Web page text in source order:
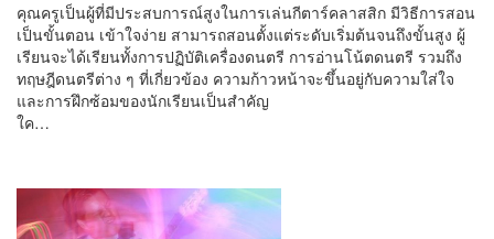
คุณครูเป็นผู้ที่มีประสบการณ์สูงในการเล่นกีตาร์คลาสสิก มีวิธีการสอน
เป็นขั้นตอน เข้าใจง่าย สามารถสอนตั้งแต่ระดับเริ่มต้นจนถึงขั้นสูง ผู้
เรียนจะได้เรียนทั้งการปฏิบัติเครื่องดนตรี การอ่านโน้ตดนตรี รวมถึง
ทฤษฎีดนตรีต่าง ๆ ที่เกี่ยวข้อง ความก้าวหน้าจะขึ้นอยู่กับความใส่ใจ
และการฝึกซ้อมของนักเรียนเป็นสำคัญ
ใค…